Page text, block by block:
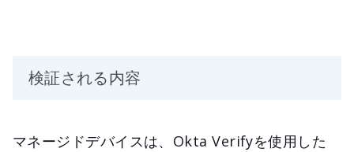
検証される内容
マネージドデバイスは、Okta Verifyを使用した